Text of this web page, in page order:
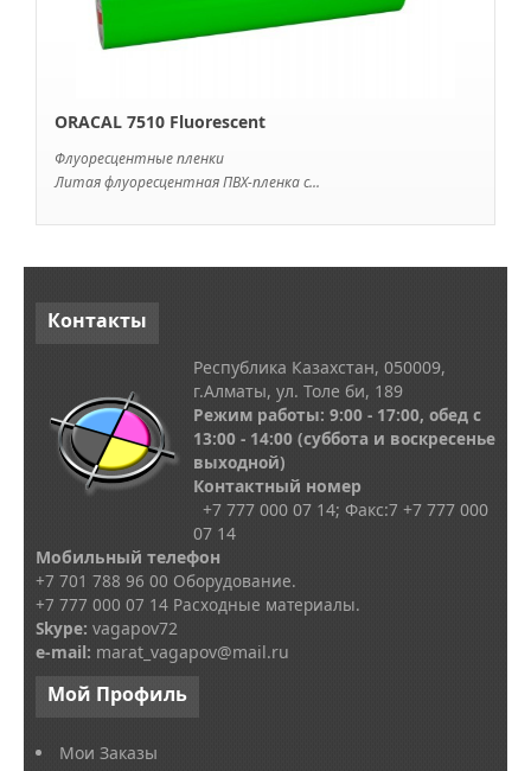
ORACAL 7510 Fluorescent
Флуоресцентные пленки
Литая флуоресцентная ПВХ-пленка с...
Контакты
Республика Казахстан, 050009,
г.Алматы, ул. Толе би, 189
Режим работы: 9:00 - 17:00, обед с
13:00 - 14:00 (суббота и воскресенье
выходной)
Контактный номер
+7 777 000 07 14; Факс:7 +7 777 000
07 14
Мобильный телефон
+7 701 788 96 00 Оборудование.
+7 777 000 07 14 Расходные материалы.
Skype: vagapov72
e-mail: marat_vagapov@mail.ru
Мой Профиль
Мои Заказы